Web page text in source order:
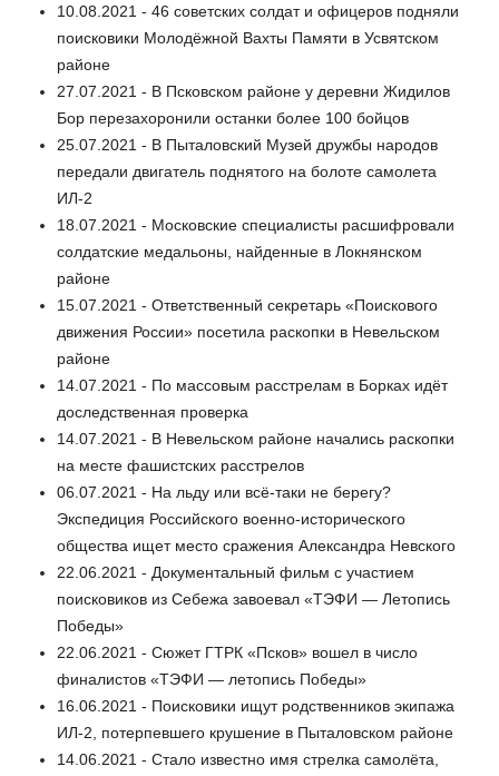
10.08.2021 - 46 советских солдат и офицеров подняли
поисковики Молодёжной Вахты Памяти в Усвятском
районе
27.07.2021 - В Псковском районе у деревни Жидилов
Бор перезахоронили останки более 100 бойцов
25.07.2021 - В Пыталовский Музей дружбы народов
передали двигатель поднятого на болоте самолета
ИЛ-2
18.07.2021 - Московские специалисты расшифровали
солдатские медальоны, найденные в Локнянском
районе
15.07.2021 - Ответственный секретарь «Поискового
движения России» посетила раскопки в Невельском
районе
14.07.2021 - По массовым расстрелам в Борках идёт
доследственная проверка
14.07.2021 - В Невельском районе начались раскопки
на месте фашистских расстрелов
06.07.2021 - На льду или всё-таки не берегу?
Экспедиция Российского военно-исторического
общества ищет место сражения Александра Невского
22.06.2021 - Документальный фильм с участием
поисковиков из Себежа завоевал «ТЭФИ — Летопись
Победы»
22.06.2021 - Сюжет ГТРК «Псков» вошел в число
финалистов «ТЭФИ — летопись Победы»
16.06.2021 - Поисковики ищут родственников экипажа
ИЛ-2, потерпевшего крушение в Пыталовском районе
14.06.2021 - Стало известно имя стрелка самолёта,